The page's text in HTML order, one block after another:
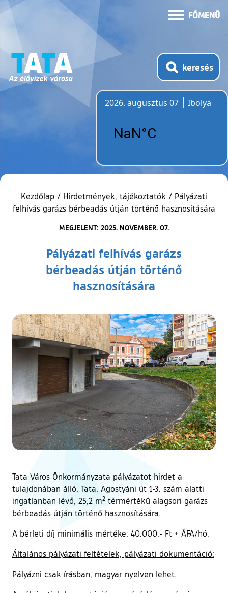
FŐMENÜ
keresés
2026. augusztus 07
Ibolya
Kezdőlap / Hirdetmények, tájékoztatók / Pályázati
felhívás garázs bérbeadás útján történő hasznosítására
MEGJELENT: 2025. NOVEMBER. 07.
Pályázati felhívás garázs
bérbeadás útján történő
hasznosítására
Tata Város Önkormányzata pályázatot hirdet a
tulajdonában álló, Tata, Agostyáni út 1-3. szám alatti
ingatlanban lévő, 25,2 m2 térmértékű alagsori garázs
bérbeadás útján történő hasznosítására.
A bérleti díj minimális mértéke: 40.000,- Ft + ÁFA/hó.
Általános pályázati feltételek, pályázati dokumentáció:
Pályázni csak írásban, magyar nyelven lehet.